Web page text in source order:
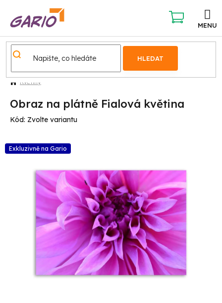
obsah
HLEDAT
NÁKUPNÍ
KOŠÍK
Květiny
Obraz na plátně Fialová květina
Kód: Zvolte variantu
Exkluzivně na Gario